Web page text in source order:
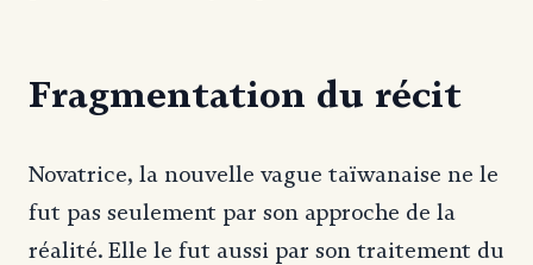
Fragmentation du récit
Novatrice, la nouvelle vague taïwanaise ne le
fut pas seulement par son approche de la
réalité. Elle le fut aussi par son traitement du